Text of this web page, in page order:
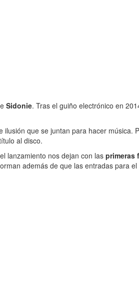
Sidonie. Tras el guiño electrónico en
que se juntan para hacer música.
al disco.
lanzamiento nos dejan con las primeras
además de que las entradas para